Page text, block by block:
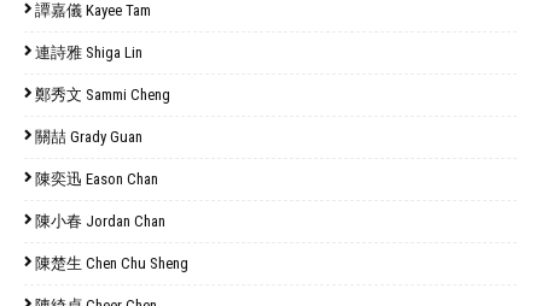
譚嘉儀 Kayee Tam
連詩雅 Shiga Lin
鄭秀文 Sammi Cheng
關喆 Grady Guan
陳奕迅 Eason Chan
陳小春 Jordan Chan
陳楚生 Chen Chu Sheng